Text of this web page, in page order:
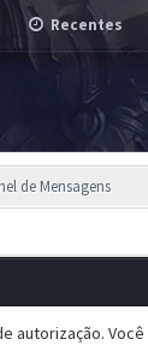
Recentes
de Mensagens
autorização.